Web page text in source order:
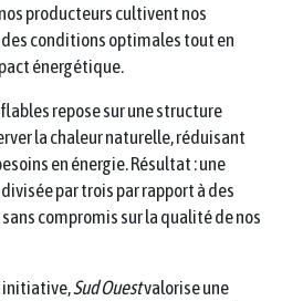
producteurs cultivent nos
conditions optimales tout en
énergétique.
repose sur une structure
la chaleur naturelle, réduisant
en énergie. Résultat : une
par trois par rapport à des
compromis sur la qualité de nos
initiative,Sud Ouestvalorise une